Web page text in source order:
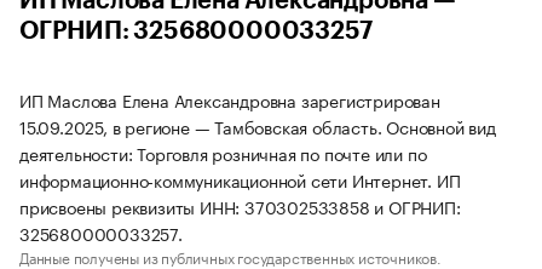
ОГРНИП: 325680000033257
ИП Маслова Елена Александровна зарегистрирован
15.09.2025, в регионе — Тамбовская область. Основной вид
деятельности: Торговля розничная по почте или по
информационно-коммуникационной сети Интернет. ИП
присвоены реквизиты ИНН: 370302533858 и ОГРНИП:
325680000033257.
Данные получены из публичных государственных источников.